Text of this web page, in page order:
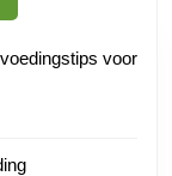
voor